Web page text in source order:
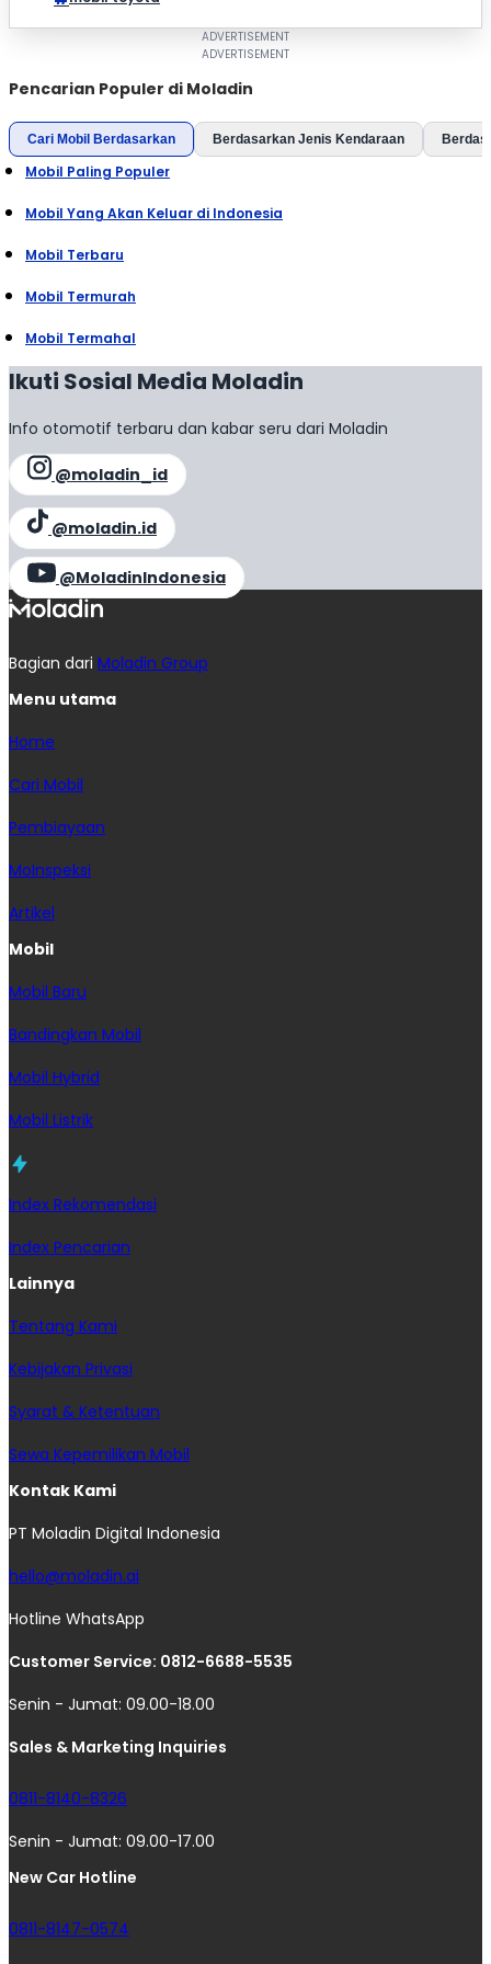
Pencarian Populer di Moladin
Cari Mobil Berdasarkan Berdasarkan Jenis Kendaraan
Mobil Paling Populer
Mobil Yang Akan Keluar di Indonesia
Mobil Terbaru
Mobil Termurah
Mobil Termahal
Ikuti Sosial Media Moladin
Info otomotif terbaru dan kabar seru dari Moladin
@moladin_id
@moladin.id
@MoladinIndonesia
Bagian dari Moladin Group
Menu utama
Home
Cari Mobil
Pembiayaan
MoInspeksi
Artikel
Mobil
Mobil Baru
Bandingkan Mobil
Mobil Hybrid
Mobil Listrik
Index Rekomendasi
Index Pencarian
Lainnya
Tentang Kami
Kebijakan Privasi
Syarat & Ketentuan
Sewa Kepemilikan Mobil
Kontak Kami
PT Moladin Digital Indonesia
hello@moladin.ai
Hotline WhatsApp
Customer Service: 0812-6688-5535
Senin - Jumat: 09.00-18.00
Sales & Marketing Inquiries
0811-8140-8326
Senin - Jumat: 09.00-17.00
New Car Hotline
0811-8147-0574